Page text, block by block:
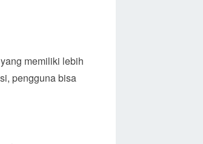
memiliki lebih
pengguna bisa